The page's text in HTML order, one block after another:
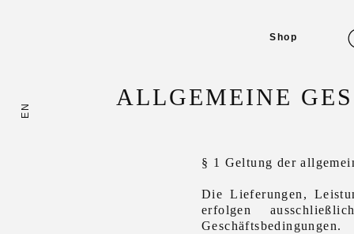
Shop
EN
ALLGEMEINE
§ 1 Geltung der
Die Lieferungen,
erfolgen
Geschäftsbedingungen.